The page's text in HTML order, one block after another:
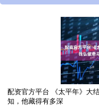
配资官方平台 《太平年》大
知，他藏得有多深